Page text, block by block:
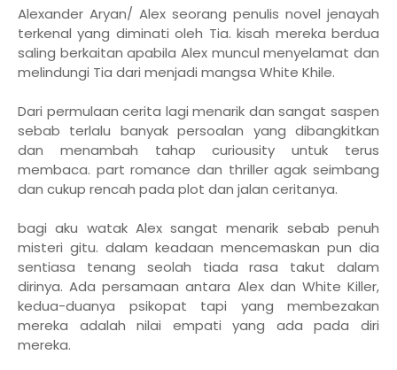
Alexander Aryan/ Alex seorang penulis novel jenayah
terkenal yang diminati oleh Tia. kisah mereka berdua
saling berkaitan apabila Alex muncul menyelamat dan
melindungi Tia dari menjadi mangsa White Khile.
Dari permulaan cerita lagi menarik dan sangat saspen
sebab terlalu banyak persoalan yang dibangkitkan
dan menambah tahap curiousity untuk terus
membaca. part romance dan thriller agak seimbang
dan cukup rencah pada plot dan jalan ceritanya.
bagi aku watak Alex sangat menarik sebab penuh
misteri gitu. dalam keadaan mencemaskan pun dia
sentiasa tenang seolah tiada rasa takut dalam
dirinya. Ada persamaan antara Alex dan White Killer,
kedua-duanya psikopat tapi yang membezakan
mereka adalah nilai empati yang ada pada diri
mereka.